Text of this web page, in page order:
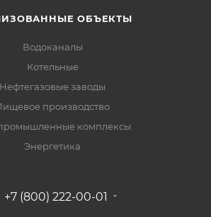
ОБЪЕКТЫ
Водоканалы
Котельные
Нефтегазовые заводы
производство
комплексы
Энергетика
+7 (800) 222-00-01